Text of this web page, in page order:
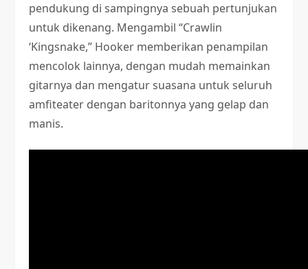
pendukung di sampingnya sebuah pertunjukan
untuk dikenang. Mengambil “Crawlin
‘Kingsnake,” Hooker memberikan penampilan
mencolok lainnya, dengan mudah memainkan
gitarnya dan mengatur suasana untuk seluruh
amfiteater dengan baritonnya yang gelap dan
manis.